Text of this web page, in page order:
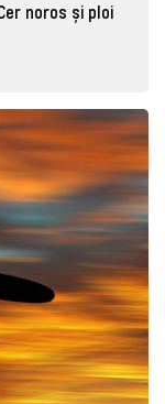
noros și ploi